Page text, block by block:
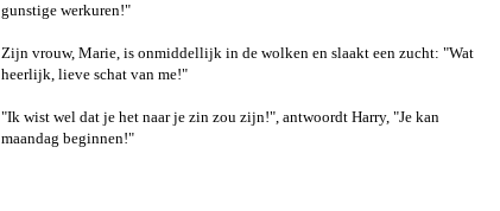
gunstige werkuren!"
Zijn vrouw, Marie, is onmiddellijk in de wolken en slaakt een zucht: "Wat
heerlijk, lieve schat van me!"
"Ik wist wel dat je het naar je zin zou zijn!", antwoordt Harry, "Je kan
maandag beginnen!"